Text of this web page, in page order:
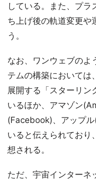
している。また、プラ
ち上げ後の軌道変更や
う。
なお、ワンウェブのよ
テムの構築においては
展開する「スターリ
いるほか、アマゾン
(Facebook)、アップ
いると伝えられており
想される。
ただ、宇宙インターネ